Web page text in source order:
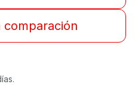
comparación